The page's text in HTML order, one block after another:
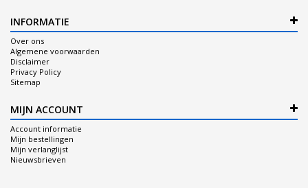
INFORMATIE
Over ons
Algemene voorwaarden
Disclaimer
Privacy Policy
Sitemap
MIJN ACCOUNT
Account informatie
Mijn bestellingen
Mijn verlanglijst
Nieuwsbrieven